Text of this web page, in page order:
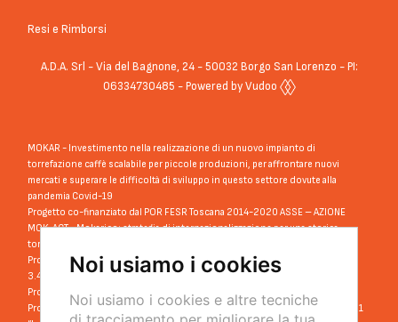
Noi usiamo i cookies
Noi usiamo i cookies e altre tecniche
Resi e Rimborsi
A.D.A. Srl - Via del Bagnone, 24 - 50032 Borgo San Lorenzo - PI:
06334730485 - Powered by Vudoo
MOKAR - Investimento nella realizzazione di un nuovo impianto di
torrefazione caffè scalabile per piccole produzioni, per affrontare nuovi
mercati e superare le difficoltà di sviluppo in questo settore dovute alla
pandemia Covid-19
Progetto co-finanziato dal POR FESR Toscana 2014-2020 ASSE – AZIONE
MOK-ACT - Mokarico: strategia di internazionalizzazione per una storica
torrefazione toscana nelle Aree della Cina e Taiwan”
Progetto co-finanziato dal POR FESR Toscana 2014-2020 ASSE III – AZIONE
3.4.2 sub a)
Progetto: COFFEE BREAK - La miglior tazza di caffè dagli Emirati Arabi all’Oman
Progetto co-finanziato dal PR FESR Toscana 2021-2027 OP1 OS1 Azione 1.3.1